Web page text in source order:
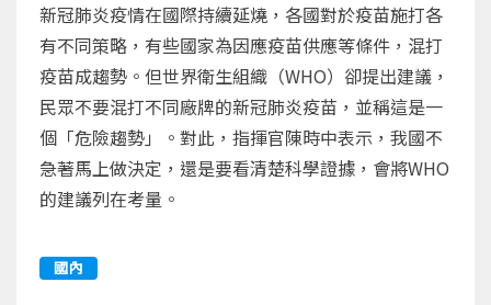
新冠肺炎疫情在國際持續延燒，各國對於疫苗施打各
有不同策略，有些國家為因應疫苗供應等條件，混打
疫苗成趨勢。但世界衛生組織（WHO）卻提出建議，
民眾不要混打不同廠牌的新冠肺炎疫苗，並稱這是一
個「危險趨勢」。對此，指揮官陳時中表示，我國不
急著馬上做決定，還是要看清楚科學證據，會將WHO
的建議列在考量。
國內